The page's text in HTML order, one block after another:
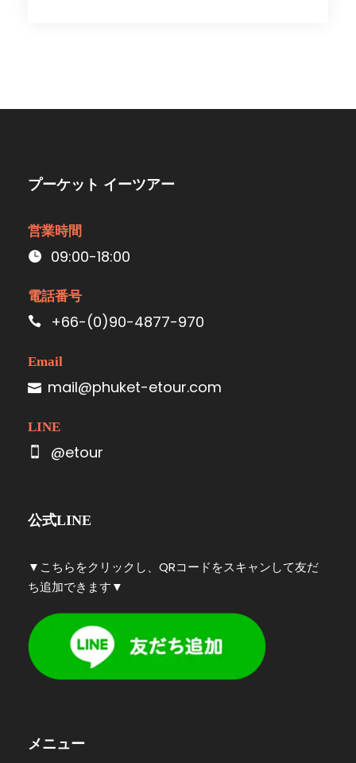
プーケット イーツアー
営業時間
09:00-18:00
電話番号
+66-(0)90-4877-970
Email
mail@phuket-etour.com
LINE
@etour
公式LINE
▼こちらをクリックし、QRコードをスキャンして友だ
ち追加できます▼
メニュー